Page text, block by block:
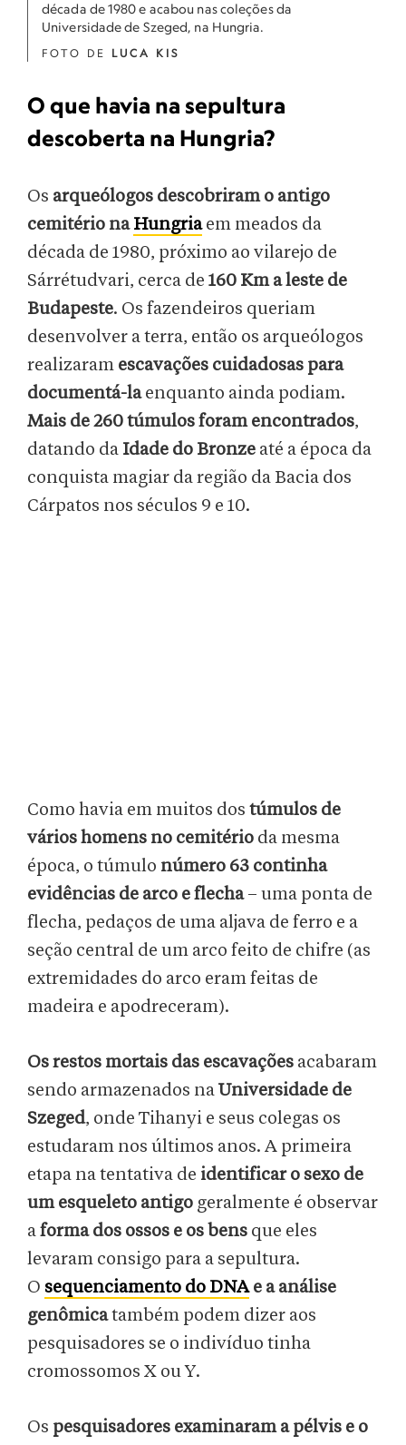
década de 1980 e acabou nas coleções da
Universidade de Szeged, na Hungria.
FOTO DE LUCA KIS
O que havia na sepultura
descoberta na Hungria?
Os arqueólogos descobriram o antigo
cemitério naHungriaem meados da
década de 1980, próximo ao vilarejo de
Sárrétudvari, cerca de 160 Km a leste de
Budapeste. Os fazendeiros queriam
desenvolver a terra, então os arqueólogos
realizaram escavações cuidadosas para
documentá-laenquanto ainda podiam.
Mais de 260 túmulos foram encontrados,
datando da Idade do Bronze até a época da
conquista magiar da região da Bacia dos
Cárpatos nos séculos 9 e 10.
Como havia em muitos dos túmulos de
vários homens no cemitério da mesma
época, o túmulo número 63 continha
evidências de arco e flecha– uma ponta de
flecha, pedaços de uma aljava de ferro e a
seção central de um arco feito de chifre (as
extremidades do arco eram feitas de
madeira e apodreceram).
Os restos mortais das escavações acabaram
sendo armazenados naUniversidade de
Szeged, onde Tihanyi e seus colegas os
estudaram nos últimos anos. A primeira
etapa na tentativa de identificar o sexo de
um esqueleto antigo geralmente é observar
aforma dos ossos e os bens que eles
levaram consigo para a sepultura.
O sequenciamento do DNAe a análise
genômicatambém podem dizer aos
pesquisadores se o indivíduo tinha
cromossomos X ou Y.
Os pesquisadores examinaram a pélvis e o